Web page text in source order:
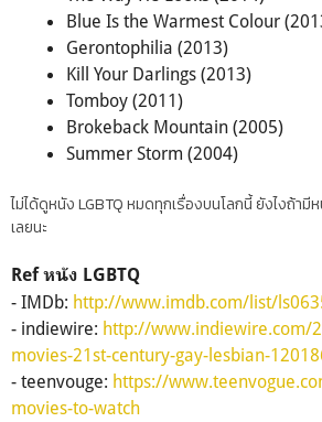
Blue Is the Warmest Colour
Gerontophilia (2013)
Kill Your Darlings (2013)
Tomboy (2011)
Brokeback Mountain (2005)
Summer Storm (2004)
ไม่ได้ดูหนัง LGBTQ หมดทุกเรื่องบนโลกนี้ ยังไงถ้ามี
เลยนะ
Ref หนัง LGBTQ
- IMDb: http://www.imdb.com/list/
- indiewire: http://www.indiewire.com/
movies-21st-century-gay-lesbian-
- teenvouge: https://
movies-to-watch